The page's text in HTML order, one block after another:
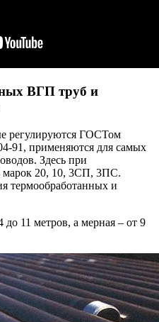
ВГП труб и
регулируются ГОСТом
91, применяются для самых
Здесь при
марок 20, 10, 3СП, 3ПС.
термообработанных и
до 11 метров, а мерная – от 9